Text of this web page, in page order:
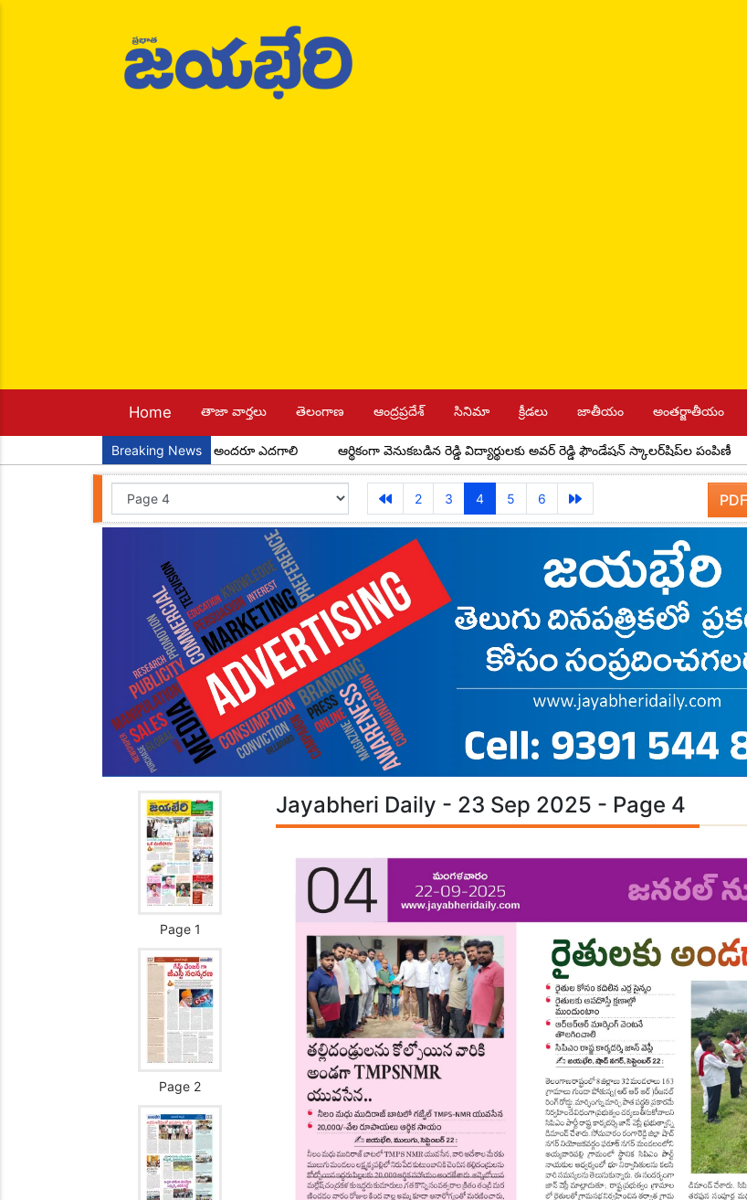
Home తాజా వార్తలు తెలంగాణ ఆంద్రప్రదేశ్ సినిమా క్రీడలు జాతీయం అంతర్జాతీయం
Breaking News
పౌరులు... అందరూ చదవాలి అందరూ ఎదగాలి ఆర్థికంగా వెనుకబడిన రెడ్డి విద్యార్థులకు అవర్ రెడ్డి ఫౌండేషన్ స్కాలర్‌షిప్‌ల పంపిణీ రేపు
2 3 4 5 6 PDF
Page 1
Page 2
Jayabheri Daily - 23 Sep 2025 - Page 4